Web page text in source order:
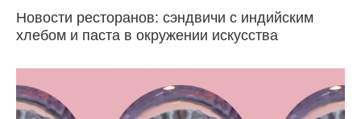
Новости ресторанов: сэндвичи с индийским
хлебом и паста в окружении искусства